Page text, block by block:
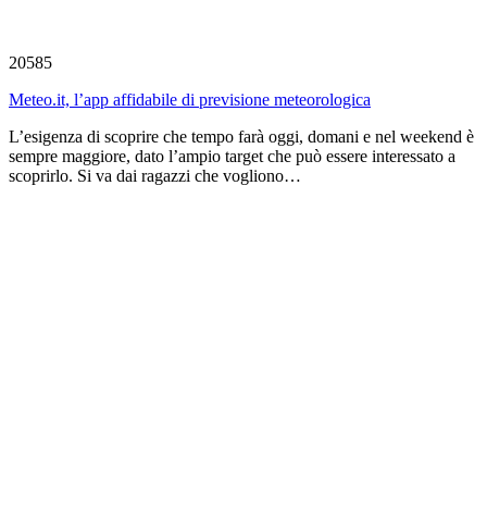
20585
Meteo.it, l’app affidabile di previsione meteorologica
L’esigenza di scoprire che tempo farà oggi, domani e nel weekend è
sempre maggiore, dato l’ampio target che può essere interessato a
scoprirlo. Si va dai ragazzi che vogliono…